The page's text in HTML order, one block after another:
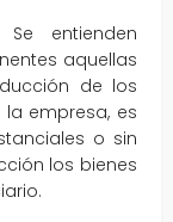
Se entienden
aquellas
de los
empresa, es
o sin
los bienes